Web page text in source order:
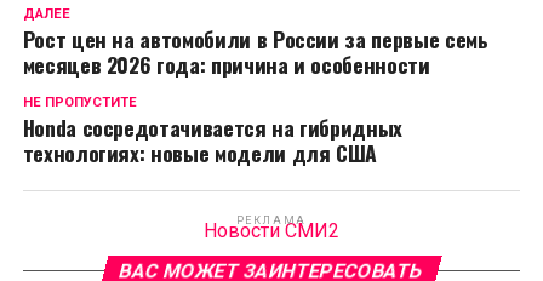
ДАЛЕЕ
Рост цен на автомобили в России за первые семь
месяцев 2026 года: причина и особенности
НЕ ПРОПУСТИТЕ
Honda сосредотачивается на гибридных
технологиях: новые модели для США
РЕКЛАМА
Новости СМИ2
ВАС МОЖЕТ ЗАИНТЕРЕСОВАТЬ